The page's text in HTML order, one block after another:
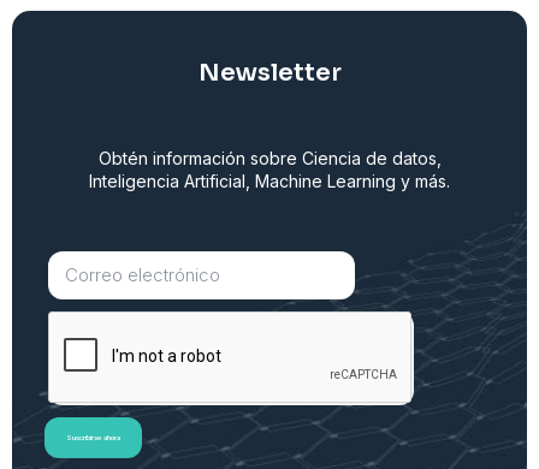
Newsletter
Obtén información sobre Ciencia de datos,
Inteligencia Artificial, Machine Learning y más.
Suscribirse ahora